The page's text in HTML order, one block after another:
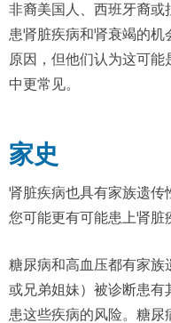
非裔美国人、西班牙裔或
患肾脏疾病和肾衰竭的
原因，但他们认为这可
中更常见。
家史
肾脏疾病也具有家族遗传
您可能更有可能患上肾脏
糖尿病和高血压都有家族
或兄弟姐妹）被诊断患有
患这些疾病的风险。糖